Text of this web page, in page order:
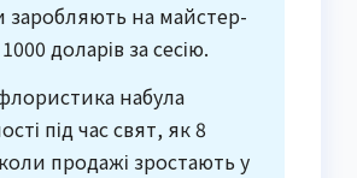
на майстер-
доларів за сесію.
набула
під час свят, як 8
продажі зростають у